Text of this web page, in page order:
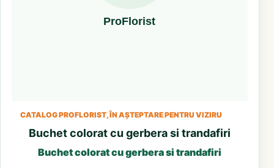
CATALOG PROFLORIST, ÎN AȘTEPTARE PENTRU VIZIRU
Buchet colorat cu gerbera si trandafiri
Buchet colorat cu gerbera si trandafiri